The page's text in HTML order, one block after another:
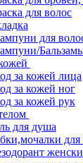
для волос
для
за кожей лица
за кожей ног
за кожей рук
для душа
для